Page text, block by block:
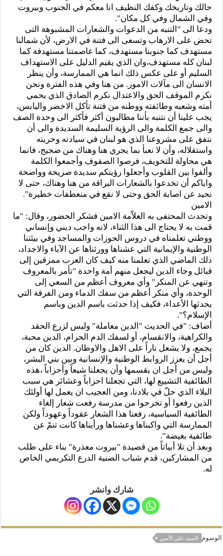
حالك وتاريخك وكفك النظيف انا معكم في الجنوب وبيروت
وفي الشمال وفي كل مكان".
ودعا الى "التنبه من الدعوات والشعارات المشبوهة التى
تحض على الارهاب وتسعى الى فتنة في الارض، لأن شمالنا
مستهدف كما جنوبنا مستهدف، كما عاصمتنا مستهدفة كما
لبنان كله مستهدف،وان الذي يقيم الدليل على الاستهداف
السليم أو على عكس ذلك انما هي الممارسة، وأن ينظر
الانسان الى مآلات الامور. من هنا وفي هذه الفترة ونحن
نكرم الموقف الحق والاعتدال نكرم الصادق الذي يحمي
أمته وشعبه وطائفته ووطنه من فتنة تأكل الاخضر واليابس،
يجب علينا أن نتنبه بأننا مطالبون أكثر فأكثر الى وحدة الصف
والى جمع الكلمة والى الرؤية السليمة السديدة والى أن
نتفق على مشروعنا الذي هو لبنان في سيادته وحريته
واستقلاله، وأن لا نعبأ بما يجري هنا وهناك من ضجيج، فانما
هي محاولة للتخويف، فرصوا الصفوف وأجمعوا الكلمة
وألفوا بين القلوب وأجعلوا رؤيتكم سديدة صريحة وواضحة
واياكم أن تخدعوا بالشعارات البراقة من هنا وهناك، حتى لا
نحيد عن اصابة الحق وحتى لا نقع في منعطفات خطيرة".
الامين
وتحدث المحتفى به العلاّمة الامين فشكر الحضور، وقال: "ما
قمت به لا يحتاج الى هذا الثناء، لانه واجب ديني وإنساني
ووطني تعلمناه في دروس الحوزات والمساجد وفي بيئتنا
الوطنية والإيمانية التي عشناها وورثناها عن الآباء والاجداد،
ذلك الماضي الذي تعلمنا منه كيف كان العرب ممزقين إلى
قبائل وجاء الدين ليجعل منهم أمة واحدة "تأمر بالمعروف
وتنهي عن المنكر" وأي معروف أعظم من السعي إلى
الوحدة، وأي منكر أعظم من سفك الدماء ومن الفرقة التي
يحدثها الأعداء، فكيف إذا حدثت باسم الدين وباسم
الإسلام؟".
أضاف: "في الحديث "الدين معاملة" وليس لزرع الحقد
والكراهية، والانقسام، أو لسفك الدم الحرام، الدين محبة،
يجمع، ولا يشعل ناراً على الاهل والاوطان. الدين كان من
أجل أن يعزز الروابط الوطنية والإنسانية وبين بني البشر،
وليس من أجل ان يقسمها وأن يجعلنا شيعاً وأحزاباً ،هذه
الطائفية التشييع لها، التي تجعلنا احزاباً وعشائر هي سبب
البلاء الذي حلّ في بلادنا، ومن العجيب ان يعمل لها أولئك
الذين رفعوا أو تخرجوا من مدرسة رفعت شعار إلغاء
الطائفية السياسية، رفعنا هذا الشعار عقوداً وعهوداً ولكن
الممارسة التي واكبناها وعشناها ورأيناها كانت تنمّ عن
طائفية بغيضة".
وبعد أن تلا أبياتاً من قصيدة "بيروت معذرة" بناء على طلب
من المشاركين، قدم شباب الضنية الدرع التكريمي الخاص
له.
شارك وانشر
الوسوم السيد علي الأمين